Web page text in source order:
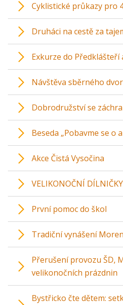
Cyklistické průkazy pro
Druháci na cestě za
Exkurze do Předklášteří
Návštěva sběrného
Dobrodružství se
Beseda „Pobavme se o
Akce Čistá Vysočina
VELIKONOČNÍ DÍLNIČKY
První pomoc do škol
Tradiční vynášení
Přerušení provozu ŠD,
velikonočních prázdnin
Bystřicko čte dětem: